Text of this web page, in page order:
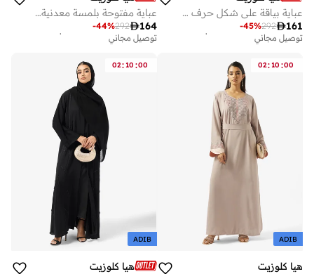
عباية بياقة على شكل حرف مزينة بخطوط
161
292
-45%
أفضل سعر خلال آخر 30 يوم
توصيل مجاني
أفضل سعر خلال آخر 30 يوم
عباية مفتوحة بلمسة معدنية عصرية أنيقة
164
292
-44%
أفضل سعر خلال آخر 30 يوم
توصيل مجاني
أفضل سعر خلال آخر 30 يوم
02:10 :00
ADIB
هيا كلوزيت
02:10 :00
ADIB
هيا كلوزيت